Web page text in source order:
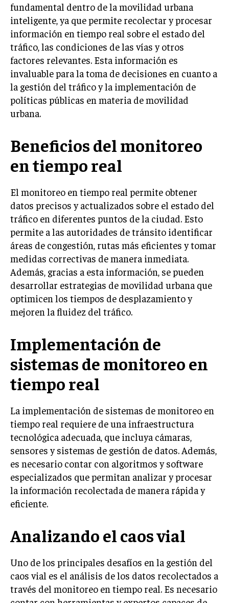
fundamental dentro de la movilidad urbana
inteligente, ya que permite recolectar y procesar
información en tiempo real sobre el estado del
tráfico, las condiciones de las vías y otros
factores relevantes. Esta información es
invaluable para la toma de decisiones en cuanto a
la gestión del tráfico y la implementación de
políticas públicas en materia de movilidad
urbana.
Beneficios del monitoreo
en tiempo real
El monitoreo en tiempo real permite obtener
datos precisos y actualizados sobre el estado del
tráfico en diferentes puntos de la ciudad. Esto
permite a las autoridades de tránsito identificar
áreas de congestión, rutas más eficientes y tomar
medidas correctivas de manera inmediata.
Además, gracias a esta información, se pueden
desarrollar estrategias de movilidad urbana que
optimicen los tiempos de desplazamiento y
mejoren la fluidez del tráfico.
Implementación de
sistemas de monitoreo en
tiempo real
La implementación de sistemas de monitoreo en
tiempo real requiere de una infraestructura
tecnológica adecuada, que incluya cámaras,
sensores y sistemas de gestión de datos. Además,
es necesario contar con algoritmos y software
especializados que permitan analizar y procesar
la información recolectada de manera rápida y
eficiente.
Analizando el caos vial
Uno de los principales desafíos en la gestión del
caos vial es el análisis de los datos recolectados a
través del monitoreo en tiempo real. Es necesario